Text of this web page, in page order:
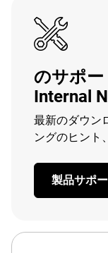
のサポー
Internal
最新のダウン
ングのヒント
製品サポ